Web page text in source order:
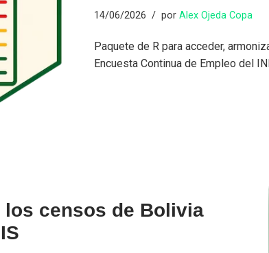
14/06/2026 porAlex Ojeda Copa
Paquete de R para acceder,
Encuesta Continua de Empleo del
los censos de Bolivia